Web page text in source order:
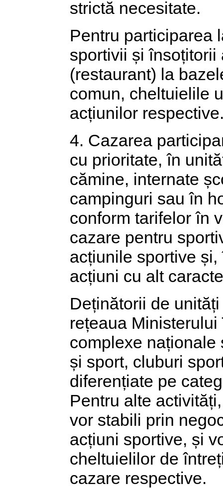
strictă necesitate.
Pentru participarea
sportivii și însoțitorii
(restaurant) la
comun, cheltuielile
acțiunilor
4. Cazarea
cu prioritate, în
cămine, internate
campinguri sau în
conform tarifelor în
cazare pentru
acțiunile sportive
acțiuni cu alt
Deținătorii de
rețeaua
complexe naționale
și sport, cluburi
diferențiate pe
Pentru alte
vor stabili prin
acțiuni sportive, și
cheltuielilor de
cazare respective.